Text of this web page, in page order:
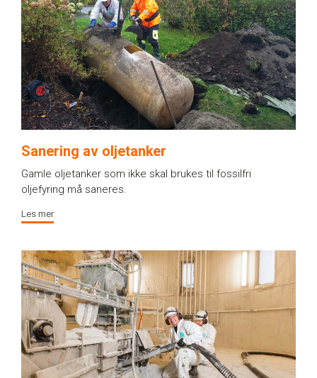
Sanering av oljetanker
Gamle oljetanker som ikke skal brukes til fossilfri
oljefyring må saneres.
Les mer